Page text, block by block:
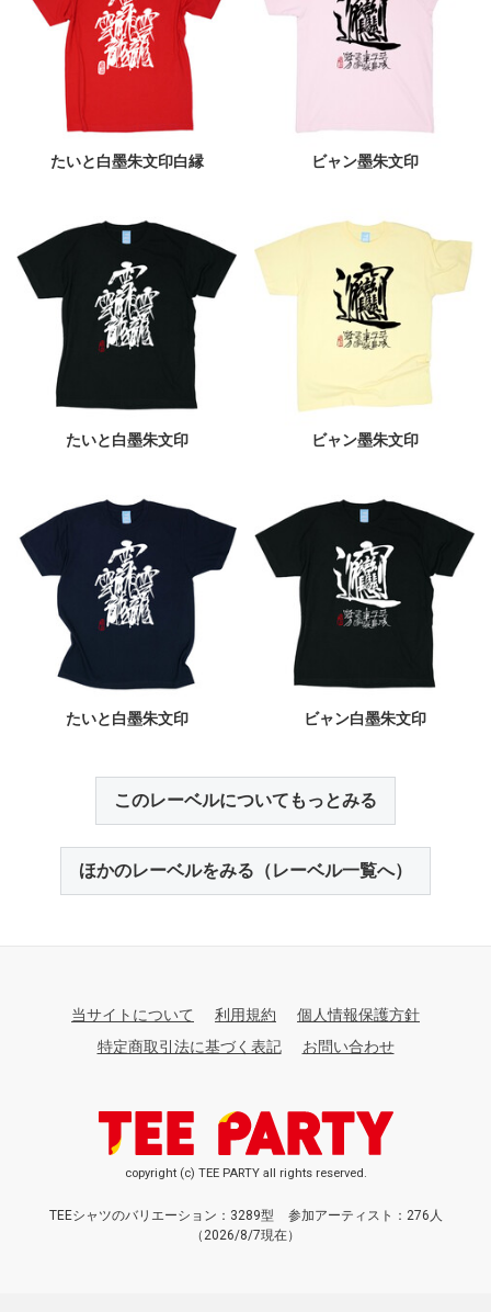
たいと白墨朱文印白縁 ビャン墨朱文印
たいと白墨朱文印 ビャン墨朱文印
たいと白墨朱文印 ビャン白墨朱文印
このレーベルについてもっとみる
ほかのレーベルをみる（レーベル一覧へ）
当サイトについて 利用規約
個人情報保護方針
特定商取引法に基づく表記
お問い合わせ
copyright (c) TEE PARTY all rights reserved.
TEEシャツのバリエーション：3289型
参加アーティスト：276人
（2026/8/7現在）